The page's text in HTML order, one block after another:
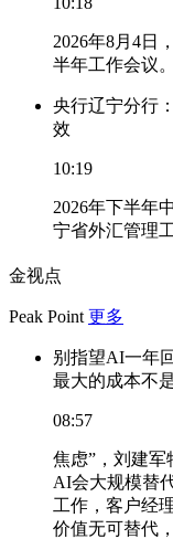
2026年8月4日
半年工作会议。
央行辽宁分行
效
10:19
2026年下半年
宁省外汇管理
金视点
Peak Point 更多
别指望AI一年
最大的成本不
08:57
焦虑”，刘建军
AI会大规模替
工作，客户经
价值无可替代